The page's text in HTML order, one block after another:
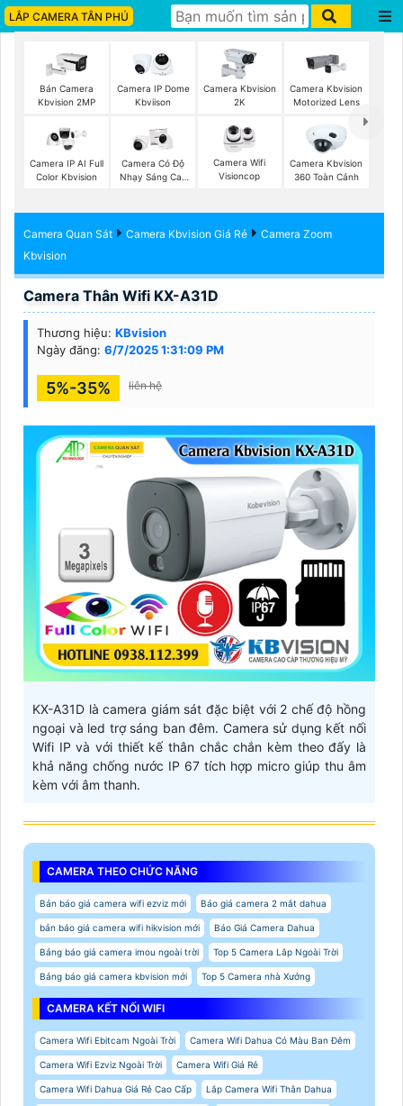
LẮP CAMERA TÂN PHÚ
Bán Camera
Kbvision 2MP
Camera IP Dome
Kbviison
Camera Kbvision
2K
Camera Kbvision
Motorized Lens
Camera IP AI Full
Color Kbvision
Camera Có Độ
Nhạy Sáng Cao
Camera Wifi
Visioncop
Camera Kbvision
360 Toàn Cảnh
Camera Quan Sát Camera Kbvision Giá Rẻ
Camera Zoom
Kbvision
Camera Thân Wifi KX-A31D
Thương hiệu: KBvision
Ngày đăng: 6/7/2025 1:31:09 PM
5%-35% liên hệ
KX-A31D là camera giám sát đặc biệt với 2 chế độ hồng
ngoại và led trợ sáng ban đêm. Camera sử dụng kết nối
Wifi IP và với thiết kế thân chắc chắn kèm theo đấy là
khả năng chống nước IP 67 tích hợp micro giúp thu âm
kèm với âm thanh.
CAMERA THEO CHỨC NĂNG
Bản báo giá camera wifi ezviz mới Báo giá camera 2 mắt dahua
bản báo giá camera wifi hikvision mới Báo Giá Camera Dahua
Bảng báo giá camera imou ngoài trời Top 5 Camera Lắp Ngoài Trời
Bảng báo giá camera kbvision mới Top 5 Camera nhà Xưởng
CAMERA KẾT NỐI WIFI
Camera Wifi Ebitcam Ngoài Trời Camera Wifi Dahua Có Màu Ban Đêm
Camera Wifi Ezviz Ngoài Trời Camera Wifi Giá Rẻ
Camera Wifi Dahua Giá Rẻ Cao Cấp Lắp Camera Wifi Thân Dahua